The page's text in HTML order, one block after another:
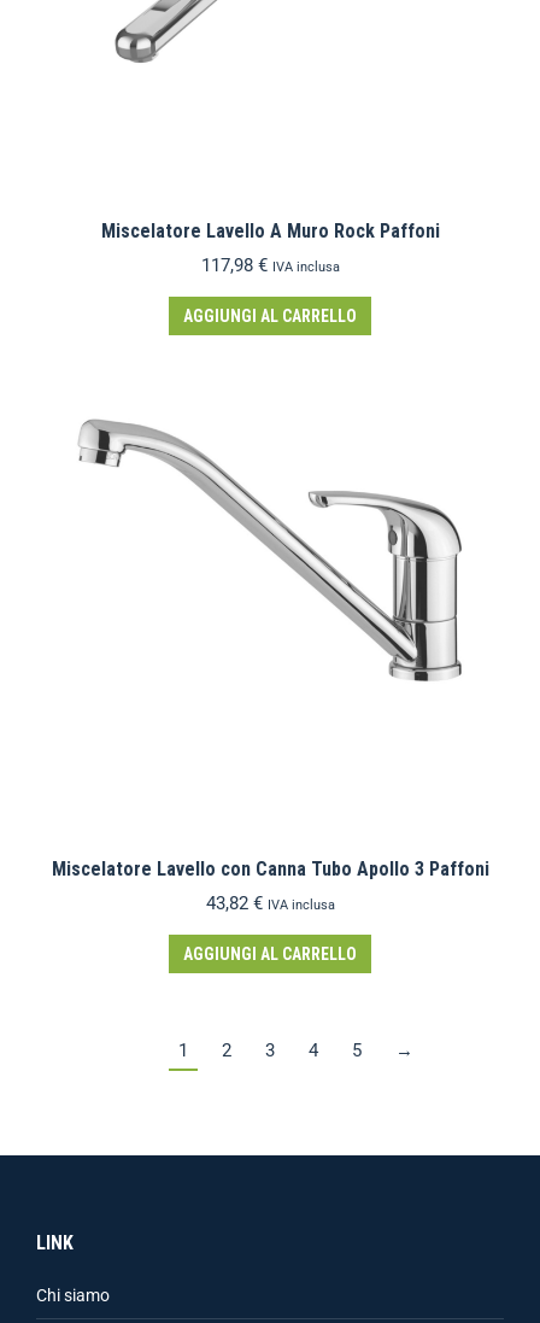
Miscelatore Lavello A Muro Rock Paffoni
117,98 € IVA inclusa
AGGIUNGI AL CARRELLO
Miscelatore Lavello con Canna Tubo Apollo 3 Paffoni
43,82 € IVA inclusa
AGGIUNGI AL CARRELLO
1 2 3 4 5 →
LINK
Chi siamo